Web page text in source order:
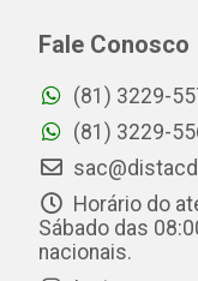
Fale Conosco
(81) 3229-
(81) 3229-
Horário do
Sábado das
nacionais.